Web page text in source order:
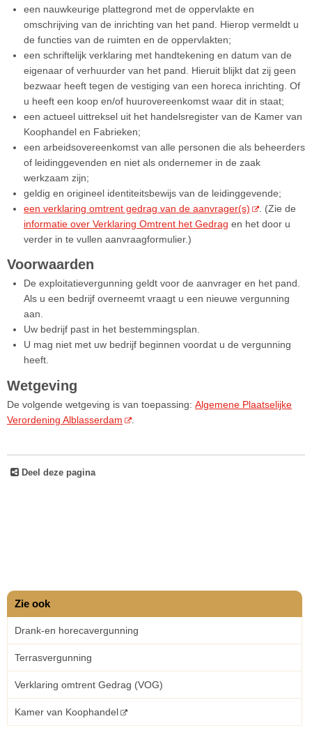
een nauwkeurige plattegrond met de oppervlakte en
omschrijving van de inrichting van het pand. Hierop vermeldt u
de functies van de ruimten en de oppervlakten;
een schriftelijk verklaring met handtekening en datum van de
eigenaar of verhuurder van het pand. Hieruit blijkt dat zij geen
bezwaar heeft tegen de vestiging van een horeca inrichting. Of
u heeft een koop en/of huurovereenkomst waar dit in staat;
een actueel uittreksel uit het handelsregister van de Kamer van
Koophandel en Fabrieken;
een arbeidsovereenkomst van alle personen die als beheerders
of leidinggevenden en niet als ondernemer in de zaak
werkzaam zijn;
geldig en origineel identiteitsbewijs van de leidinggevende;
een verklaring omtrent gedrag van de aanvrager(s)
. (Zie de
informatie over Verklaring Omtrent het Gedrag en het door u
verder in te vullen aanvraagformulier.)
Voorwaarden
De exploitatievergunning geldt voor de aanvrager en het pand.
Als u een bedrijf overneemt vraagt u een nieuwe vergunning
aan.
Uw bedrijf past in het bestemmingsplan.
U mag niet met uw bedrijf beginnen voordat u de vergunning
heeft.
Wetgeving
De volgende wetgeving is van toepassing: Algemene Plaatselijke
Verordening Alblasserdam
Deel deze pagina
Zie ook
Drank-en horecavergunning
Terrasvergunning
Verklaring omtrent Gedrag (VOG)
Kamer van Koophandel